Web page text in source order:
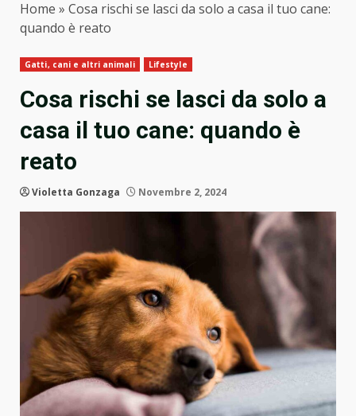
Home » Cosa rischi se lasci da solo a casa il tuo cane:
quando è reato
Gatti, cani e altri animali Lifestyle
Cosa rischi se lasci da solo a
casa il tuo cane: quando è
reato
Violetta Gonzaga Novembre 2, 2024